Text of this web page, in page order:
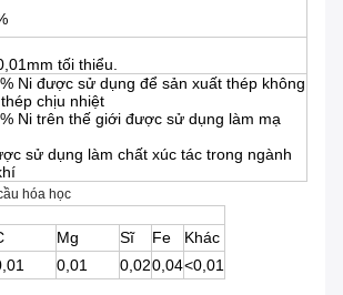
tối thiểu.
Ni được sử dụng để sản xuất thép không
chịu nhiệt
Ni trên thế giới được sử dụng làm mạ
sử dụng làm chất xúc tác trong ngành
hóa học
Mg Sĩ Fe
Khác
0,01 0,020,04<0,01